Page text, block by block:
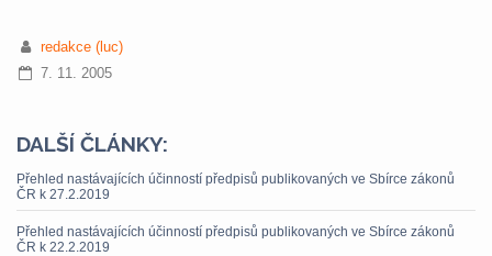
redakce (luc)
7. 11. 2005
DALŠÍ ČLÁNKY:
Přehled nastávajících účinností předpisů publikovaných ve Sbírce zákonů
ČR k 27.2.2019
Přehled nastávajících účinností předpisů publikovaných ve Sbírce zákonů
ČR k 22.2.2019